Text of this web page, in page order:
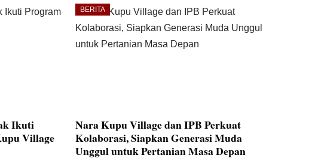
Ikuti
Village
BERITA
Nara Kupu Village dan IPB Perkuat
Kolaborasi, Siapkan Generasi Muda
Unggul untuk Pertanian Masa Depan